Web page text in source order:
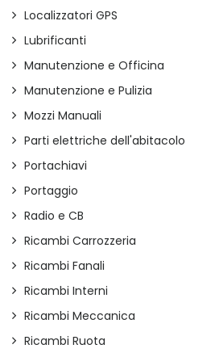
Localizzatori GPS
Lubrificanti
Manutenzione e Officina
Manutenzione e Pulizia
Mozzi Manuali
Parti elettriche dell'abitacolo
Portachiavi
Portaggio
Radio e CB
Ricambi Carrozzeria
Ricambi Fanali
Ricambi Interni
Ricambi Meccanica
Ricambi Ruota